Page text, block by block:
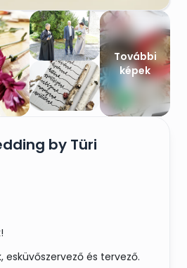
További
képek
by Türi
esküvőszervező és tervező.